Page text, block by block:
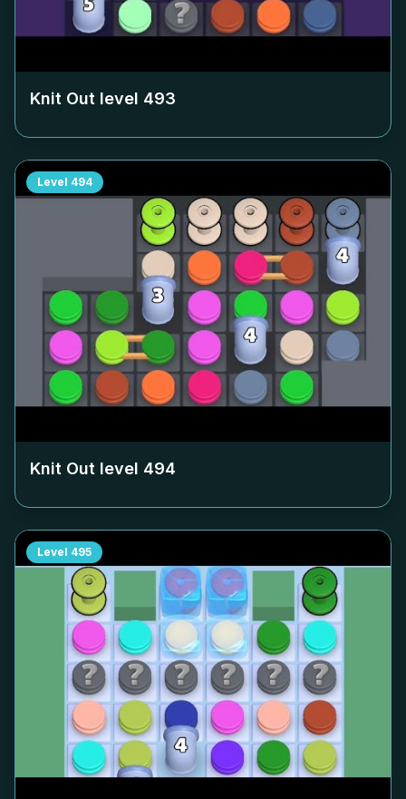
Knit Out level 493
Level 494
Knit Out level 494
Level 495